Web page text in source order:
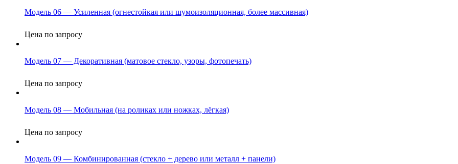
Модель 06 — Усиленная (огнестойкая или шумоизоляционная, более массивная)
Цена по запросу
Модель 07 — Декоративная (матовое стекло, узоры, фотопечать)
Цена по запросу
Модель 08 — Мобильная (на роликах или ножках, лёгкая)
Цена по запросу
Модель 09 — Комбинированная (стекло + дерево или металл + панели)